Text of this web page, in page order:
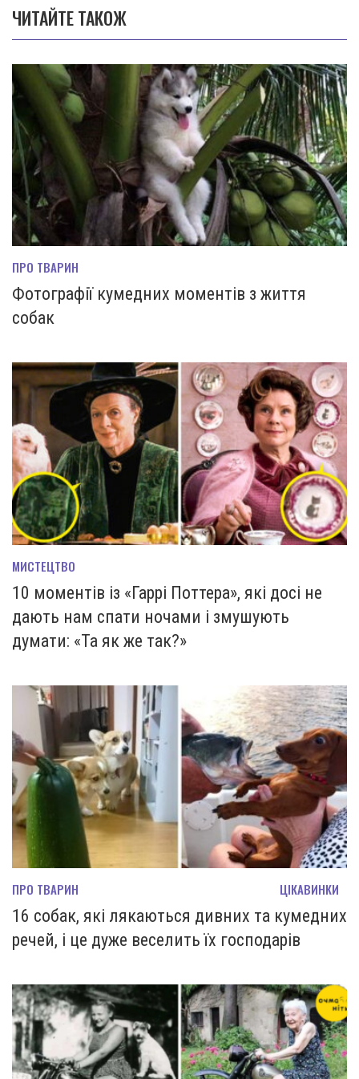
ЧИТАЙТЕ ТАКОЖ
ПРО ТВАРИН
Фотографії кумедних моментів з життя
собак
МИСТЕЦТВО
10 моментів із «Гаррі Поттера», які досі не
дають нам спати ночами і змушують
думати: «Та як же так?»
ПРО ТВАРИН ЦІКАВИНКИ
16 собак, які лякаються дивних та кумедних
речей, і це дуже веселить їх господарів